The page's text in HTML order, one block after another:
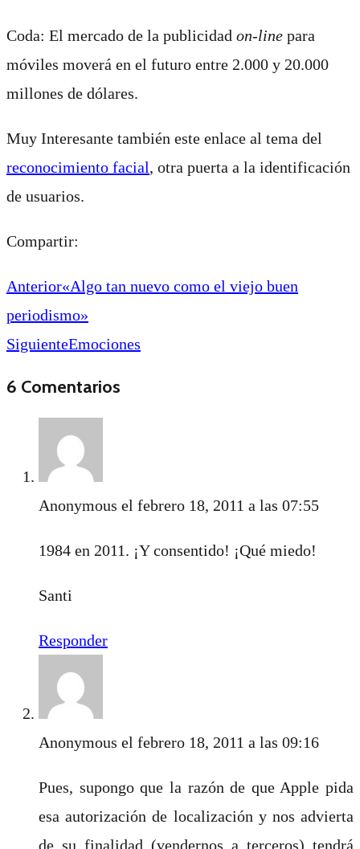
Coda: El mercado de la publicidad on-line para
móviles moverá en el futuro entre 2.000 y 20.000
millones de dólares.
Muy Interesante también este enlace al tema del
reconocimiento facial, otra puerta a la identificación
de usuarios.
Compartir:
Anterior«Algo tan nuevo como el viejo buen
periodismo»
SiguienteEmociones
6 Comentarios
Anonymous el febrero 18, 2011 a las 07:55
1984 en 2011. ¡Y consentido! ¡Qué miedo!
Santi
Responder
Anonymous el febrero 18, 2011 a las 09:16
Pues, supongo que la razón de que Apple pida
esa autorización de localización y nos advierta
de su finalidad (vendernos a terceros) tendrá